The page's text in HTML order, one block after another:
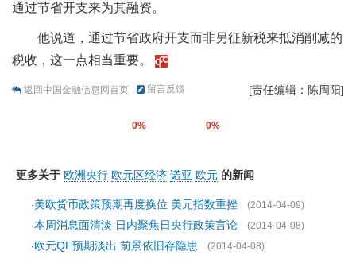
通过节省开支来为其融资。
他说道，通过节省政府开支而非另征新税来抵消削减的
税收，这一点相当重要。
返回中国金融信息网首页 留言反馈 [责任编辑：陈周阳]
0% 0%
更多关于 欧洲央行 欧元区经济 诺亚 欧元 的新闻
·美欧货币政策预期再度换位 美元指数重挫
(2014-04-09)
·本周消息面清淡 日内聚焦日央行政策言论
(2014-04-08)
·欧元QE预期淡出 前景依旧存隐患 (2014-04-08)